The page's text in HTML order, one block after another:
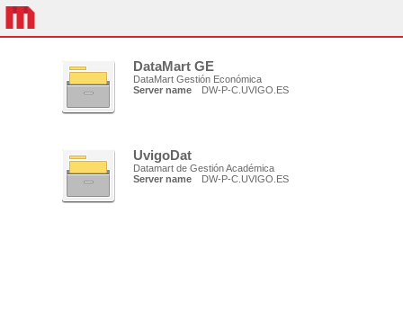
DataMart GE
DataMart Gestión Económica
Server name
DW-P-C.UVIGO.ES
UvigoDat
Datamart de Gestión Académica
Server name
DW-P-C.UVIGO.ES